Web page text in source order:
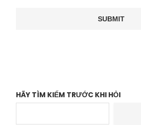
HÃY TÌM KIẾM TRƯỚC KHI HỎI